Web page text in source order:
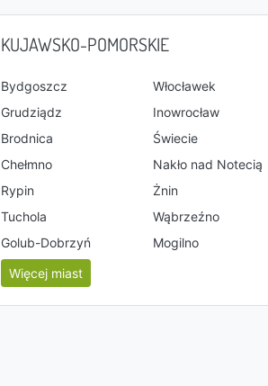
KUJAWSKO-POMORSKIE
Bydgoszcz
Włocławek
Grudziądz
Inowrocław
Brodnica
Świecie
Chełmno
Nakło nad Notecią
Rypin
Żnin
Tuchola
Wąbrzeźno
Golub-Dobrzyń
Mogilno
Więcej miast